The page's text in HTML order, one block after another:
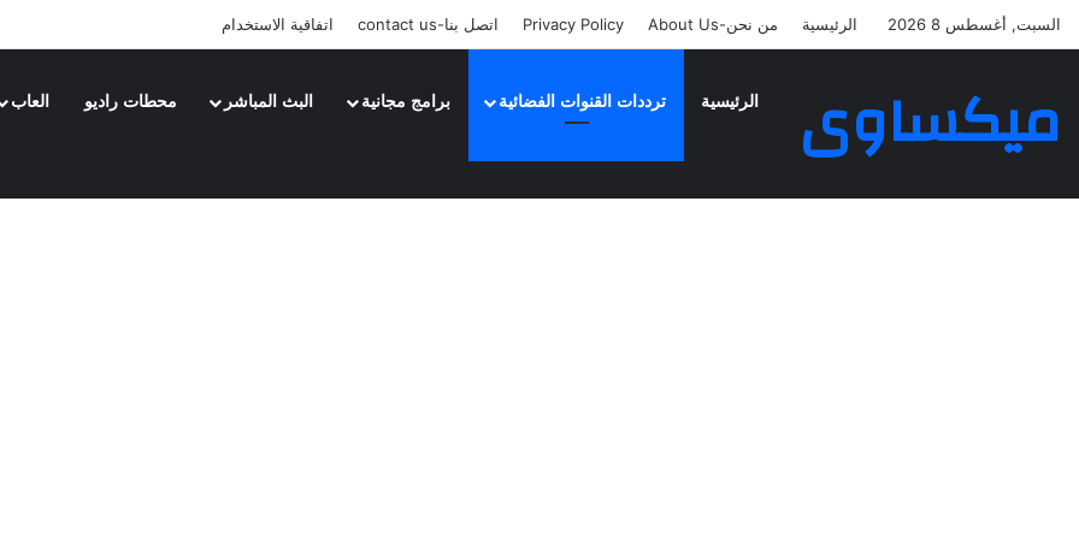
السبت, أغسطس 8 2026 الرئيسية من نحن-About Us Privacy Policy اتصل بنا-contact us اتفاقية الاستخدام
ميكساوى الرئيسية ترددات القنوات الفضائية برامج مجانية البث المباشر محطات راديو العاب